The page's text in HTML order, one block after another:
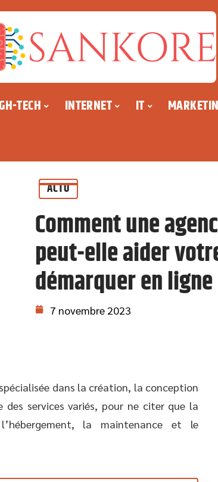
TECH INTERNET IT
ACTU
Comment une
peut-elle aider
démarquer en ligne
7 novembre 2023
dans la création, la conception
des services variés, pour ne citer que la
la maintenance et le